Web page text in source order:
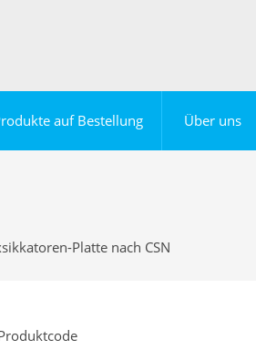
auf Bestellung Über uns
Platte nach CSN